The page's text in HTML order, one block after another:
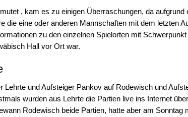
, kam es zu einigen Überraschungen, da aufgrund
die eine oder anderen Mannschaften mit dem letzten
zu den einzelnen Spielorten mit
Hall vor Ort war.
Lehrte und Aufsteiger Pankov auf Rodewisch und
wurden aus Lehrte die Partien live ins Internet
Rodewisch beide Partien, hatte aber am Sonntag